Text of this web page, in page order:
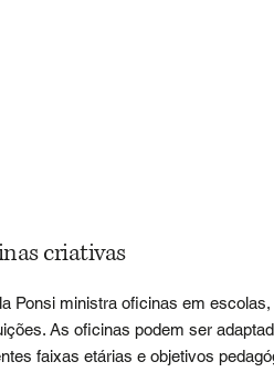
criativas
Ponsi ministra oficinas em
As oficinas podem ser
faixas etárias e objetivos